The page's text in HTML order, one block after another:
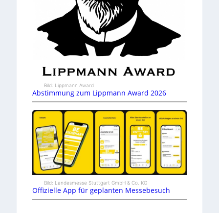
Bild: Lippmann Award
Abstimmung zum Lippmann Award 2026
Bild: Landesmesse Stuttgart GmbH & Co. KG
Offizielle App für geplanten Messebesuch